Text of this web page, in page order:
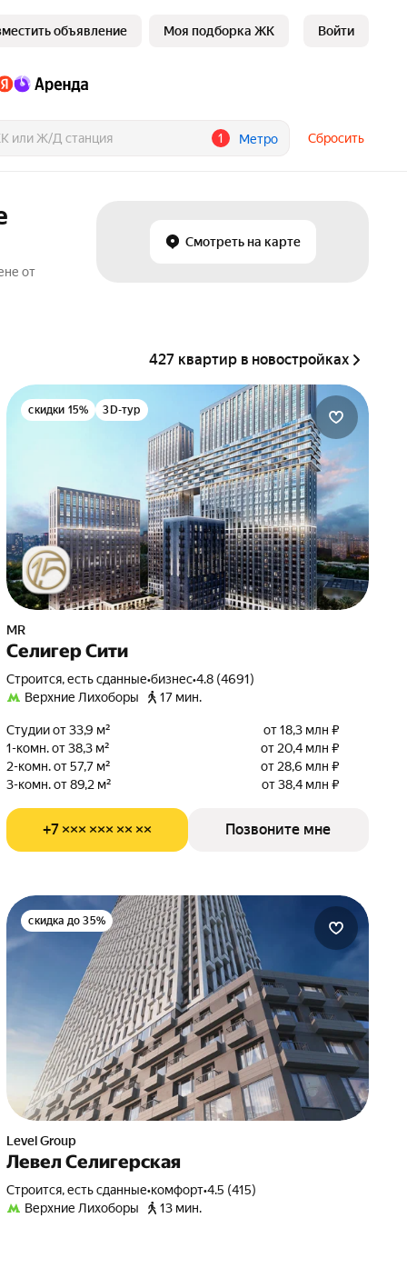
объявление Моя подборка ЖК Войти
1 Метро Сбросить
от
Смотреть на карте
427 квартир в новостройках
скидки 15% 3D-тур
MR
Селигер Сити
Строится, есть сданные•бизнес•4.8 (4691)
Верхние Лихоборы
17 мин.
Студии от 33,9 м²
от 18,3 млн ₽
1-комн. от 38,3 м²
от 20,4 млн ₽
2-комн. от 57,7 м²
от 28,6 млн ₽
3-комн. от 89,2 м²
от 38,4 млн ₽
+7 ××× ××× ×× ×× Позвоните мне
скидка до 35%
Level Group
Левел Селигерская
Строится, есть сданные•комфорт•4.5 (415)
Верхние Лихоборы
13 мин.